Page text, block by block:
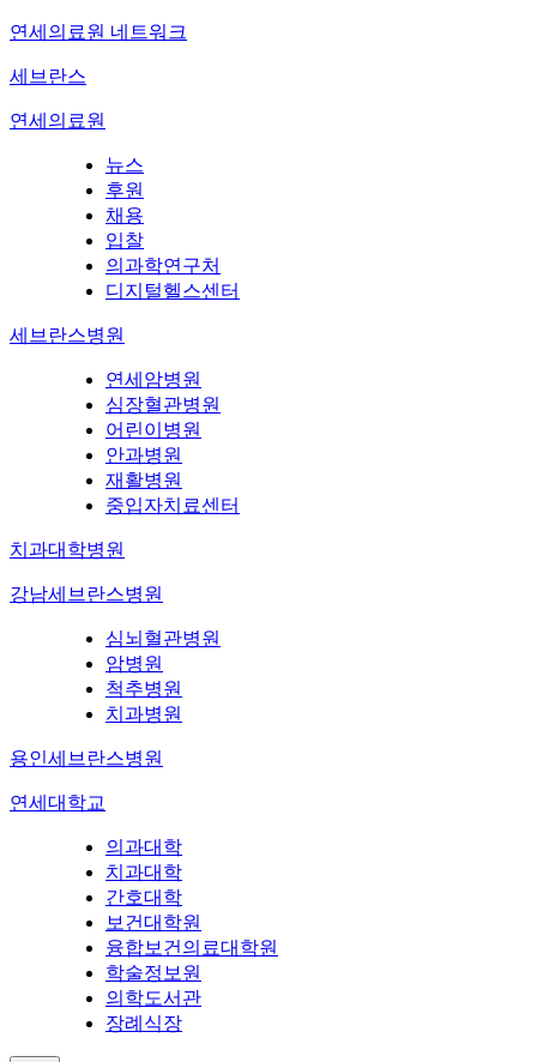
연세의료원 네트워크
세브란스
연세의료원
뉴스
후원
채용
입찰
의과학연구처
디지털헬스센터
세브란스병원
연세암병원
심장혈관병원
어린이병원
안과병원
재활병원
중입자치료센터
치과대학병원
강남세브란스병원
심뇌혈관병원
암병원
척추병원
치과병원
용인세브란스병원
연세대학교
의과대학
치과대학
간호대학
보건대학원
융합보건의료대학원
학술정보원
의학도서관
장례식장